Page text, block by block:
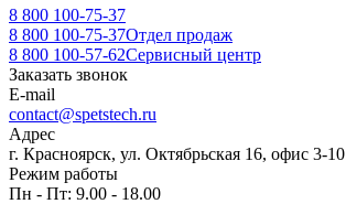
8 800 100-75-37
8 800 100-75-37Отдел продаж
8 800 100-57-62Сервисный центр
Заказать звонок
E-mail
contact@spetstech.ru
Адрес
г. Красноярск, ул. Октябрьская 16, офис 3-10
Режим работы
Пн - Пт: 9.00 - 18.00